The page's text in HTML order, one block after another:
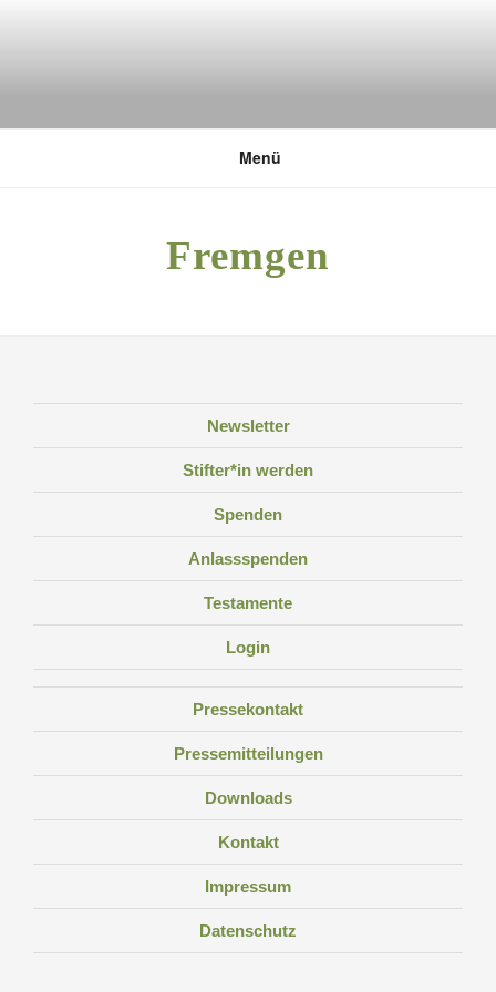
DEUTSCHE UMWELTSTIFTUNG
Menü
Fremgen
Newsletter
Stifter*in werden
Spenden
Anlassspenden
Testamente
Login
Pressekontakt
Pressemitteilungen
Downloads
Kontakt
Impressum
Datenschutz